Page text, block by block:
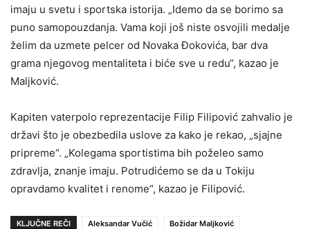
imaju u svetu i sportska istorija. „Idemo da se borimo sa
puno samopouzdanja. Vama koji još niste osvojili medalje
želim da uzmete pelcer od Novaka Đokovića, bar dva
grama njegovog mentaliteta i biće sve u redu“, kazao je
Maljković.
Kapiten vaterpolo reprezentacije Filip Filipović zahvalio je
državi što je obezbedila uslove za kako je rekao, „sjajne
pripreme“. „Kolegama sportistima bih poželeo samo
zdravlja, znanje imaju. Potrudićemo se da u Tokiju
opravdamo kvalitet i renome“, kazao je Filipović.
KLJUČNE REČI Aleksandar Vučić
Božidar Maljković